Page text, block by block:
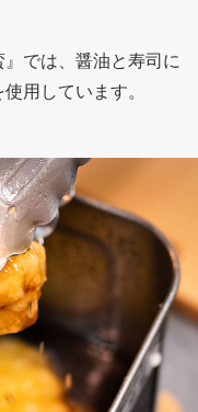
』では、醤油と寿司に
用しています。